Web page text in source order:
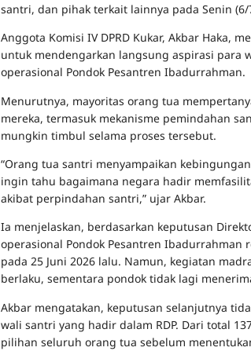
santri, dan pihak terkait lainnya pada Senin (6/
Anggota Komisi IV DPRD Kukar, Akbar Haka,
untuk mendengarkan langsung aspirasi para
operasional Pondok Pesantren Ibadurrahman.
Menurutnya, mayoritas orang tua
mereka, termasuk mekanisme pemindahan
mungkin timbul selama proses tersebut.
“Orang tua santri menyampaikan
ingin tahu bagaimana negara hadir
akibat perpindahan santri,” ujar Akbar.
Ia menjelaskan, berdasarkan keputusan
operasional Pondok Pesantren
pada 25 Juni 2026 lalu. Namun, kegiatan
berlaku, sementara pondok tidak lagi
Akbar mengatakan, keputusan selanjutnya
wali santri yang hadir dalam RDP. Dari total
pilihan seluruh orang tua sebelum